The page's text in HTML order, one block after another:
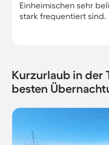
Einheimischen sehr
stark frequentiert sind.
Kurzurlaub in der
besten